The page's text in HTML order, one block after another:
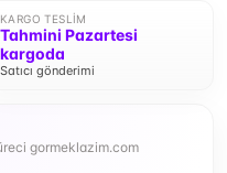
KARGO TESLIM
Tahmini Pazartesi
kargoda
Satıcı gönderimi
gormeklazim.com